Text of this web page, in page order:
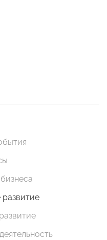
развитие